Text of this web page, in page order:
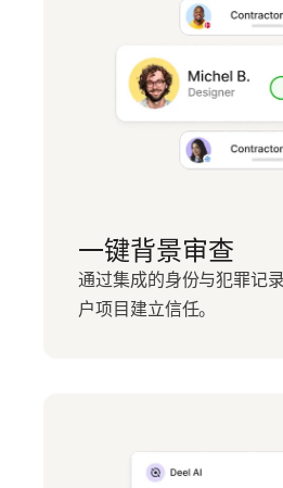
一键背景审查
通过集成的身份与犯罪记
户项目建立信任。